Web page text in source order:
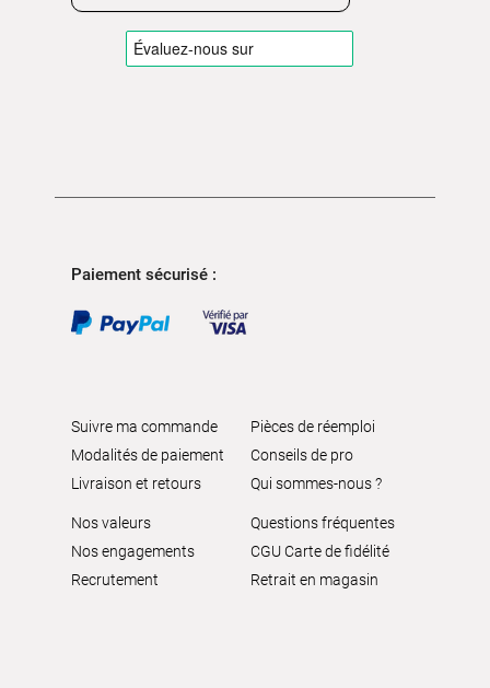
Paiement sécurisé :
Suivre ma commande
Modalités de paiement
Livraison et retours
Pièces de réemploi
Conseils de pro
Qui sommes-nous ?
Nos valeurs
Nos engagements
Recrutement
Questions fréquentes
CGU Carte de fidélité
Retrait en magasin